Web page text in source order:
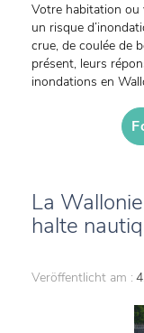
Votre habitation ou
un risque
crue, de coulée de
présent, leurs
inondations en
La
halte
Veröffentlicht am :